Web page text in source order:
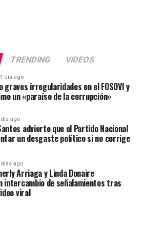
TRENDING VIDEOS
1 día ago
graves irregularidades en el FOSOVI y
un «paraíso de la corrupción»
día ago
advierte que el Partido Nacional
un desgaste político si no corrige
ago
Arriaga y Linda Donaire
intercambio de señalamientos tras
viral